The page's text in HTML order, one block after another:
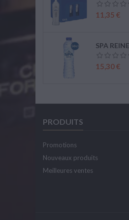
Prix
11,35 €
Prix
15,30 €
PRODUITS
Promotions
Nouveaux produits
Meilleures ventes